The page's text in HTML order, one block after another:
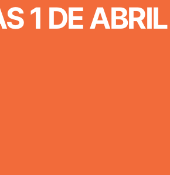
1 DE ABRIL